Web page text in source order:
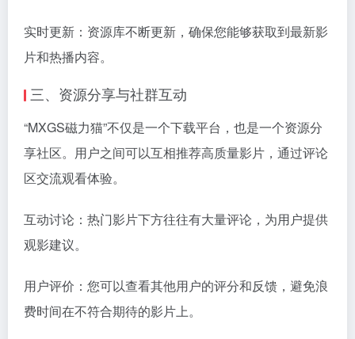
实时更新：资源库不断更新，确保您能够获取到最新影
片和热播内容。
三、资源分享与社群互动
“MXGS磁力猫”不仅是一个下载平台，也是一个资源分
享社区。用户之间可以互相推荐高质量影片，通过评论
区交流观看体验。
互动讨论：热门影片下方往往有大量评论，为用户提供
观影建议。
用户评价：您可以查看其他用户的评分和反馈，避免浪
费时间在不符合期待的影片上。